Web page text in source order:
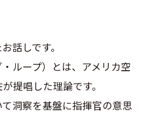
話しです。
ループ）とは、アメリカ空
提唱した理論です。
洞察を基盤に指揮官の意思